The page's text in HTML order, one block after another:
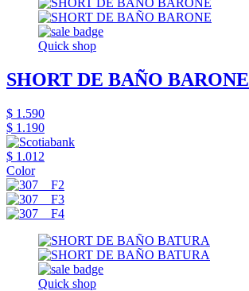
Quick shop
SHORT DE BAÑO BARONE
$ 1.590
$ 1.190
$ 1.012
Color
Quick shop